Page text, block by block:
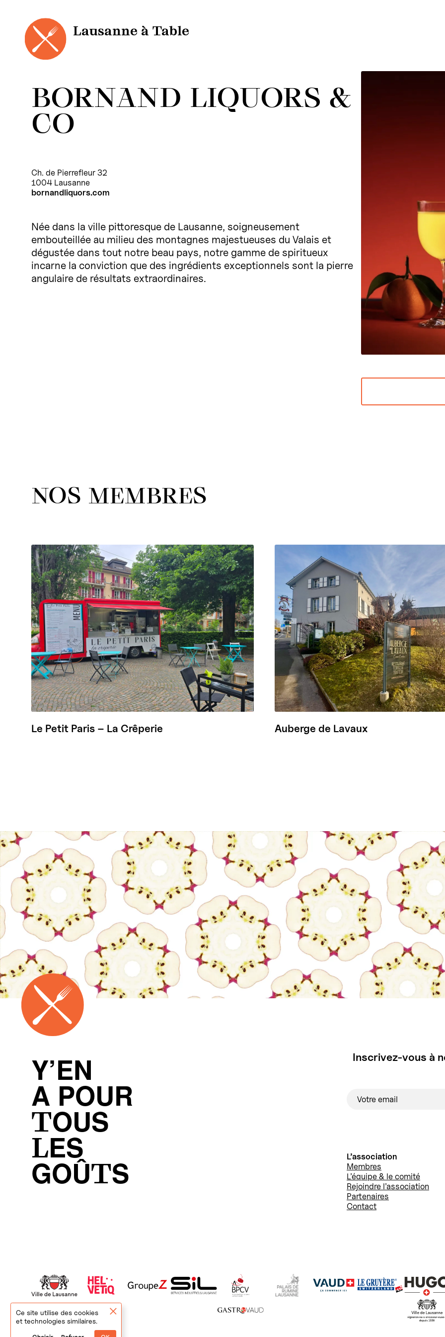
Ce site utilise des cookies
et technologies similaires.
contenu
Lausanne à Table
BORNAND LIQUORS &
CO
Ch. de Pierrefleur 32
1004 Lausanne
bornandliquors.com
Née dans la ville pittoresque de Lausanne, soigneusement
embouteillée au milieu des montagnes majestueuses du Valais et
dégustée dans tout notre beau pays, notre gamme de spiritueux
incarne la conviction que des ingrédients exceptionnels sont la pierre
angulaire de résultats extraordinaires.
NOS MEMBRES
Le Petit Paris – La Crêperie Auberge de Lavaux
Y’EN
A POUR
TOUS
LES
GOÛTS
Inscrivez-vous à
L’association
Membres
L’équipe & le comité
Rejoindre l’association
Partenaires
Contact